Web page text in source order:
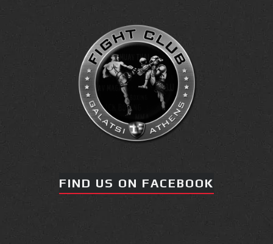
κλειστό σεμινάριο
Brazilian Jiu-Jitsu με τον
Grand Master Reyson
Gracie στο Fight Club
Βραζιλιάνος προπονητής
FIND US ON FACEBOOK